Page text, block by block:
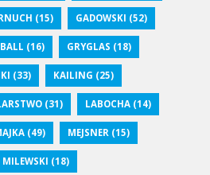
(15) GADOWSKI (52)
(16) GRYGLAS (18)
(33) KAILING (25)
(31) LABOCHA (14)
(49) MEJSNER (15)
MILEWSKI (18)